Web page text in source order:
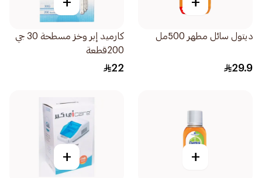
ديتول سائل مطهر 500مل
29.9
كارميد إبر وخز مسطحة 30 جي
200قطعة
22
+
+